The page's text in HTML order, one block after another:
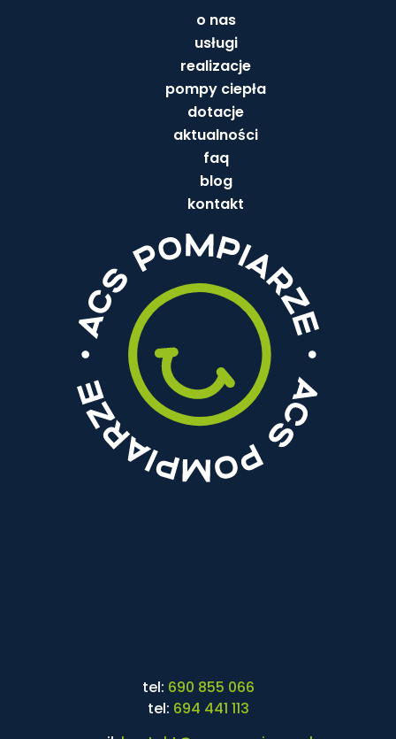
o nas
usługi
realizacje
pompy ciepła
dotacje
aktualności
faq
blog
kontakt
tel: 690 855 066
tel: 694 441 113